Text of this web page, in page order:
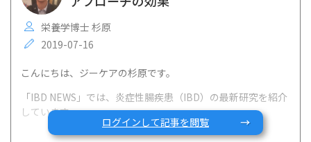
栄養学博士 杉原
2019-07-16
こんにちは、ジーケアの杉原です。
「IBD NEWS」では、炎症性腸疾患（IBD）の最新研究を紹介
しています。
ログインして記事を閲覧